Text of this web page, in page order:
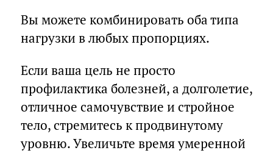
Вы можете комбинировать оба типа
нагрузки в любых пропорциях.
Если ваша цель не просто
профилактика болезней, а долголетие,
отличное самочувствие и стройное
тело, стремитесь к продвинутому
уровню. Увеличьте время умеренной